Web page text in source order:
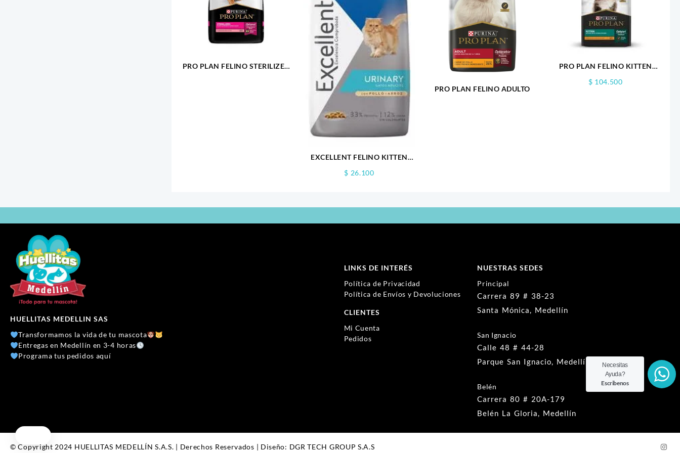
PRO PLAN FELINO STERILIZED
EXCELLENT FELINO KITTEN
$ 26.100
PRO PLAN FELINO ADULTO
PRO PLAN FELINO KITTEN
$ 104.500
HUELLITAS MEDELLIN SAS
Transformamos la vida de tu mascota
Entregas en Medellín en 3-4 horas
Programa tus pedidos aquí
LINKS DE INTERÉS
Política de Privacidad
Política de Envíos y Devoluciones
CLIENTES
Mi Cuenta
Pedidos
NUESTRAS SEDES
Principal
Carrera 89 # 38-23
Santa Mónica, Medellín
San Ignacio
Calle 48 # 44-28
Parque San Ignacio, Medellín
Belén
Carrera 80 # 20A-179
Belén La Gloria, Medellín
© Copyright 2024 HUELLITAS MEDELLÍN S.A.S. | Derechos Reservados | Diseño: DGR TECH GROUP S.A.S
Necesitas
Ayuda?
Escribenos